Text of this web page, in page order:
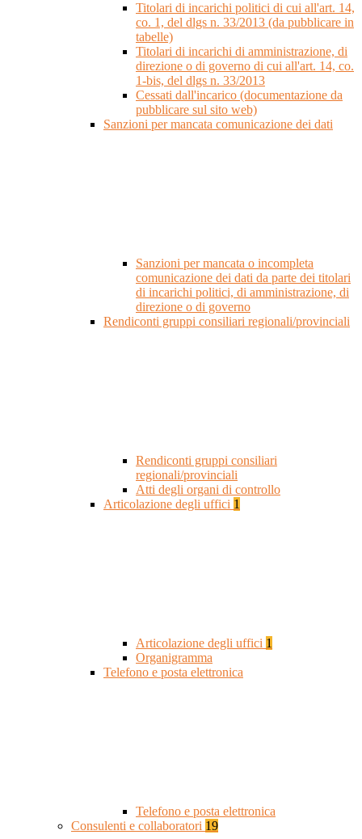
Titolari di incarichi politici di cui all'art. 14,
co. 1, del dlgs n. 33/2013 (da pubblicare in
tabelle)
Titolari di incarichi di amministrazione, di
direzione o di governo di cui all'art. 14, co.
1-bis, del dlgs n. 33/2013
Cessati dall'incarico (documentazione da
pubblicare sul sito web)
Sanzioni per mancata comunicazione dei dati
Sanzioni per mancata o incompleta
comunicazione dei dati da parte dei titolari
di incarichi politici, di amministrazione, di
direzione o di governo
Rendiconti gruppi consiliari regionali/provinciali
Rendiconti gruppi consiliari
regionali/provinciali
Atti degli organi di controllo
Articolazione degli uffici 1
Articolazione degli uffici 1
Organigramma
Telefono e posta elettronica
Telefono e posta elettronica
Consulenti e collaboratori 19